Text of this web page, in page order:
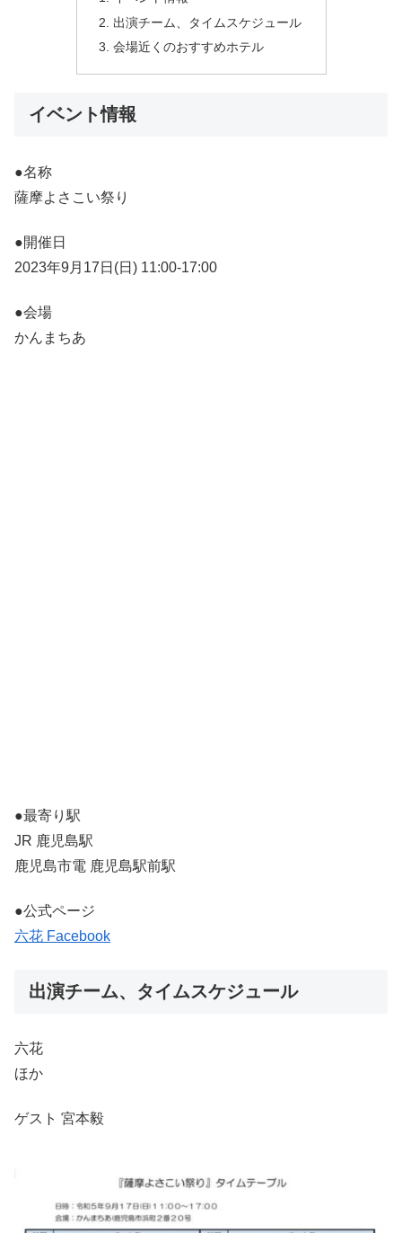
出演チーム、タイムスケジュール
会場近くのおすすめホテル
イベント情報
●名称
薩摩よさこい祭り
●開催日
2023年9月17日(日) 11:00-17:00
●会場
かんまちあ
●最寄り駅
JR 鹿児島駅
鹿児島市電 鹿児島駅前駅
●公式ページ
六花 Facebook
出演チーム、タイムスケジュール
六花
ほか
ゲスト 宮本毅